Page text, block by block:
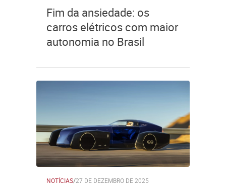
Fim da ansiedade: os
carros elétricos com maior
autonomia no Brasil
NOTÍCIAS/27 DE DEZEMBRO DE 2025